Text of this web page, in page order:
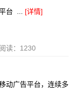
台 ... [详情]
读：1230
动广告平台，连续多